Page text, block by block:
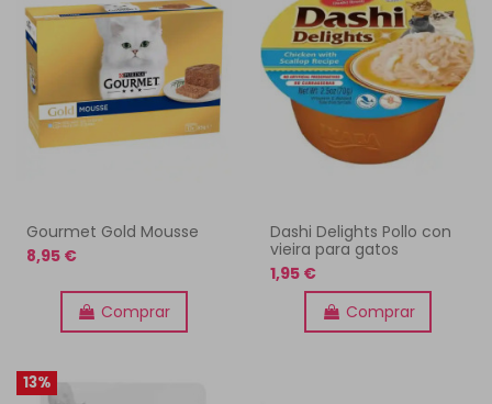
Gourmet Gold Mousse
8,95 €
Comprar
Dashi Delights Pollo con
vieira para gatos
1,95 €
Comprar
13%